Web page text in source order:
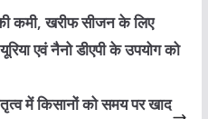
की कमी, खरीफ सीजन के लिए
एवं नैनो डीएपी के उपयोग को
में किसानों को समय पर खाद